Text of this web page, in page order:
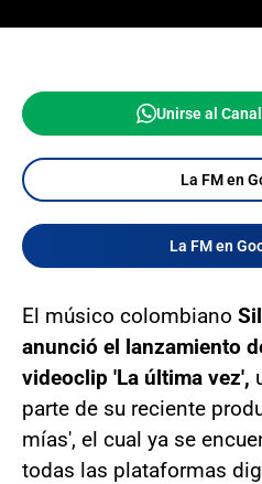
Unirse al
La FM en
La FM en
El músico colombiano
anunció el lanzamiento
videoclip 'La última vez',
parte de su reciente
mías', el cual ya se
todas las plataformas